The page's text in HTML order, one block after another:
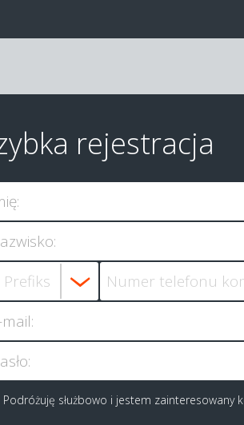
rejestracja
Podróżuję służbowo i jestem zainteresowany